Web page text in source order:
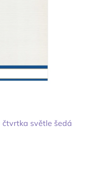
světle šedá